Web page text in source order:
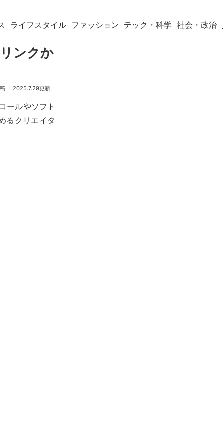
ライフスタイル ファッション テック・科学 社会・政治
ンクか
2025.7.29
ールやソフト
るクリエイタ